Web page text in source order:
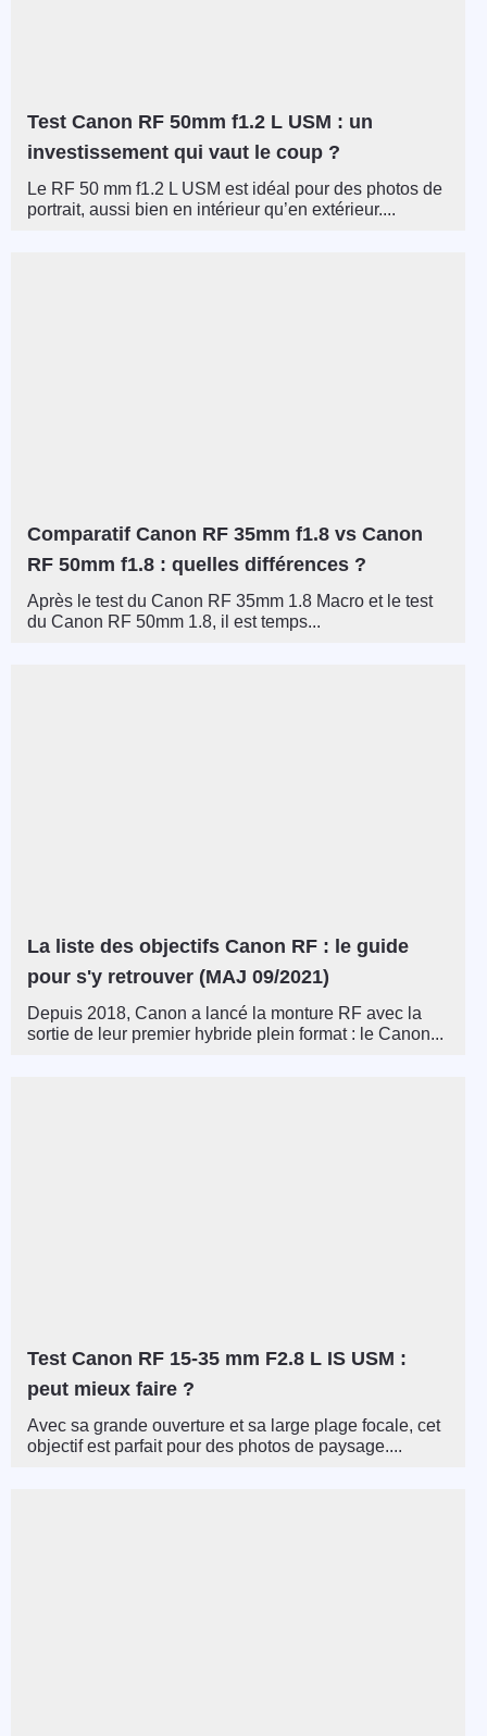
Test Canon RF 50mm f1.2 L USM : un
investissement qui vaut le coup ?
Le RF 50 mm f1.2 L USM est idéal pour des photos de
portrait, aussi bien en intérieur qu’en extérieur....
Comparatif Canon RF 35mm f1.8 vs Canon
RF 50mm f1.8 : quelles différences ?
Après le test du Canon RF 35mm 1.8 Macro et le test
du Canon RF 50mm 1.8, il est temps...
La liste des objectifs Canon RF : le guide
pour s'y retrouver (MAJ 09/2021)
Depuis 2018, Canon a lancé la monture RF avec la
sortie de leur premier hybride plein format : le Canon...
Test Canon RF 15-35 mm F2.8 L IS USM :
peut mieux faire ?
Avec sa grande ouverture et sa large plage focale, cet
objectif est parfait pour des photos de paysage....